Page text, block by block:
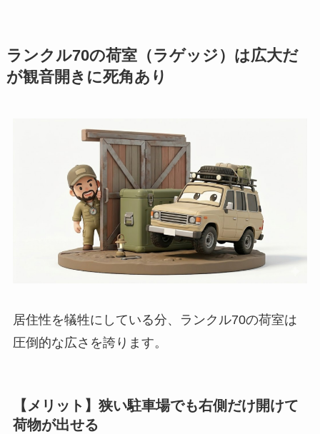
ランクル70の荷室（ラゲッジ）は広大だ
が観音開きに死角あり
居住性を犠牲にしている分、ランクル70の荷室は
圧倒的な広さを誇ります。
【メリット】狭い駐車場でも右側だけ開けて
荷物が出せる